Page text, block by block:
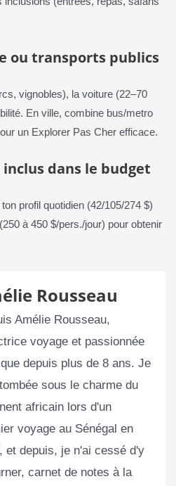
ou transports publics
vignobles), la voiture (22–70
En ville, combine bus/metro
un Explorer Pas Cher efficace.
dans le budget
profil quotidien (42/105/274 $)
à 450 $/pers./jour) pour obtenir
Rousseau
Amélie Rousseau,
voyage et passionnée
depuis plus de 8 ans. Je
sous le charme du
africain lors d'un
voyage au Sénégal en
et depuis, je n'ai cessé d'y
carnet de notes à la